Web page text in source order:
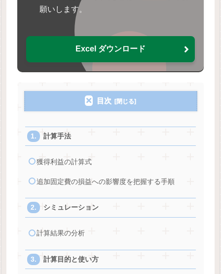
願いします。
Excel ダウンロード
目次
計算手法
獲得利益の計算式
追加固定費の損益への影響度を把握する手順
シミュレーション
計算結果の分析
計算目的と使い方